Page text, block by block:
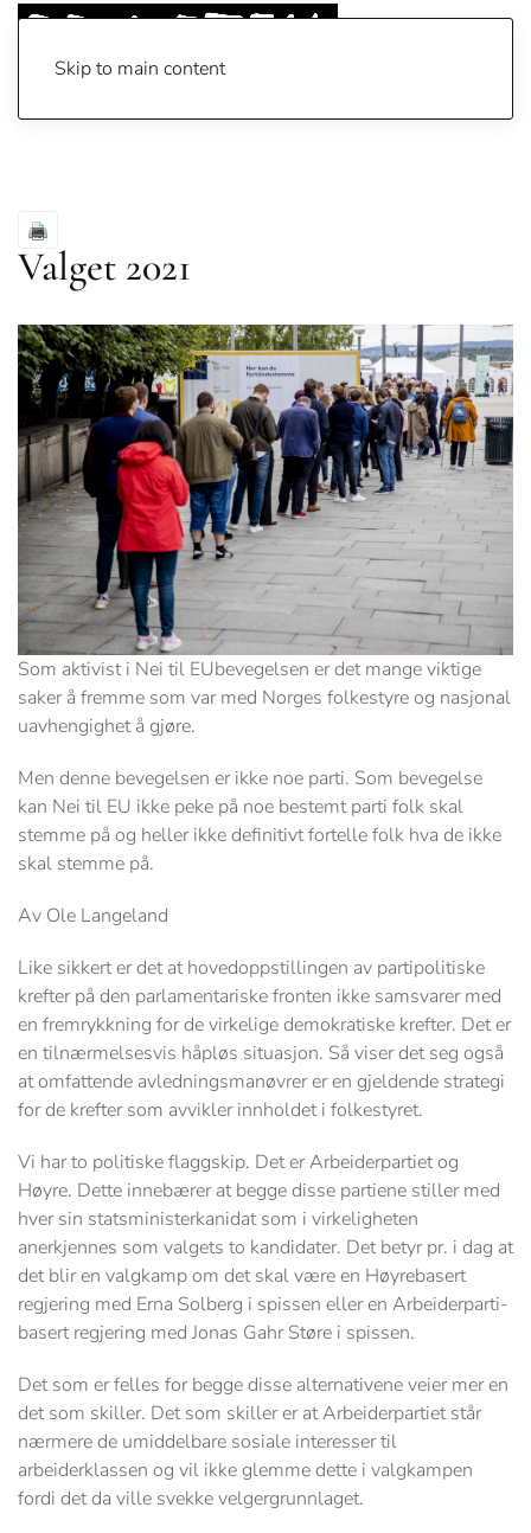
Skip to main content
Valget 2021
Som aktivist i Nei til EUbevegelsen er det mange viktige
saker å fremme som var med Norges folkestyre og nasjonal
uavhengighet å gjøre.
Men denne bevegelsen er ikke noe parti. Som bevegelse
kan Nei til EU ikke peke på noe bestemt parti folk skal
stemme på og heller ikke definitivt fortelle folk hva de ikke
skal stemme på.
Av Ole Langeland
Like sikkert er det at hovedoppstillingen av partipolitiske
krefter på den parlamentariske fronten ikke samsvarer med
en fremrykkning for de virkelige demokratiske krefter. Det er
en tilnærmelsesvis håpløs situasjon. Så viser det seg også
at omfattende avledningsmanøvrer er en gjeldende strategi
for de krefter som avvikler innholdet i folkestyret.
Vi har to politiske flaggskip. Det er Arbeiderpartiet og
Høyre. Dette innebærer at begge disse partiene stiller med
hver sin statsministerkanidat som i virkeligheten
anerkjennes som valgets to kandidater. Det betyr pr. i dag at
det blir en valgkamp om det skal være en Høyrebasert
regjering med Erna Solberg i spissen eller en Arbeiderparti-
basert regjering med Jonas Gahr Støre i spissen.
Det som er felles for begge disse alternativene veier mer en
det som skiller. Det som skiller er at Arbeiderpartiet står
nærmere de umiddelbare sosiale interesser til
arbeiderklassen og vil ikke glemme dette i valgkampen
fordi det da ville svekke velgergrunnlaget.